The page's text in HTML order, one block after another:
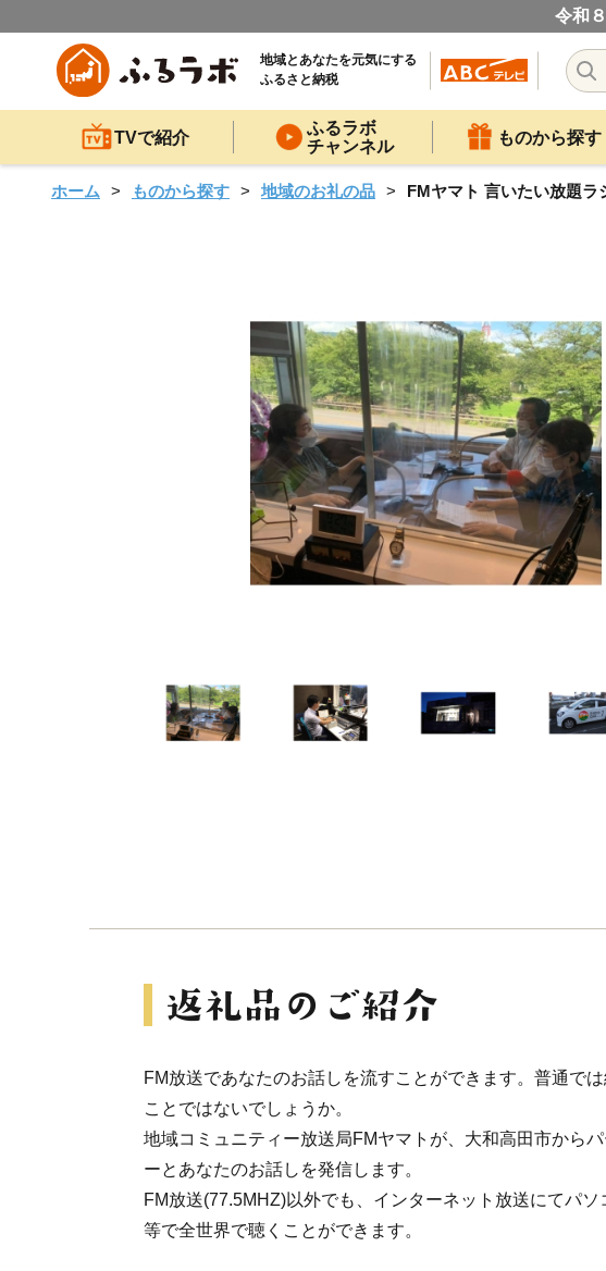
令和
地域とあなたを元気にする
ふるさと納税
TVで紹介
ふるラボ
チャンネル
ものから探す
ホーム ものから探す 地域のお礼の品 FMヤマト 言いたい放題
FM放送であなたのお話しを流すことができます。普通で
ことではないでしょうか。
地域コミュニティー放送局FMヤマトが、大和高田市から
ーとあなたのお話しを発信します。
FM放送(77.5MHZ)以外でも、インターネット放送にてパソ
等で全世界で聴くことができます。